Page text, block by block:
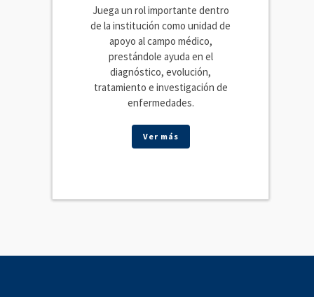
Juega un rol importante dentro
de la institución como unidad de
apoyo al campo médico,
prestándole ayuda en el
diagnóstico, evolución,
tratamiento e investigación de
enfermedades.
Ver más